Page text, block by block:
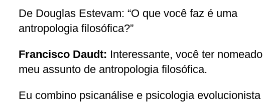
De Douglas Estevam: “O que você faz é uma
antropologia filosófica?”
Francisco Daudt: Interessante, você ter nomeado
meu assunto de antropologia filosófica.
Eu combino psicanálise e psicologia evolucionista